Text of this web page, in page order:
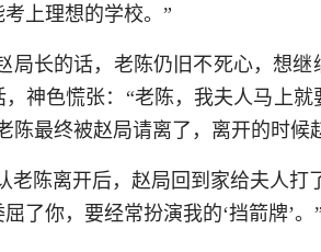
上理想的学校。”
局长的话，老陈仍旧不死心，想
，神色慌张：“老陈，我夫人马上
最终被赵局请离了，离开的时候
老陈离开后，赵局回到家给夫人打
了你，要经常扮演我的‘挡箭牌’。